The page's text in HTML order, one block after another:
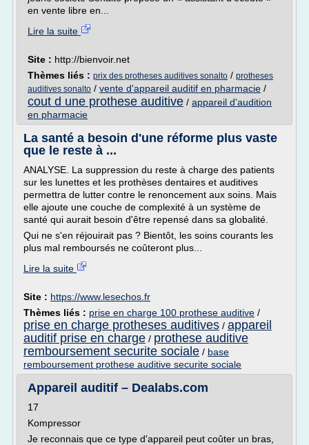
en vente libre en...
Lire la suite
Site : http://bienvoir.net
Thèmes liés : prix des protheses auditives sonalto / protheses
auditives sonalto / vente d'appareil auditif en pharmacie /
cout d une prothese auditive / appareil d'audition
en pharmacie
La santé a besoin d'une réforme plus vaste
que le reste à ...
ANALYSE. La suppression du reste à charge des patients
sur les lunettes et les prothèses dentaires et auditives
permettra de lutter contre le renoncement aux soins. Mais
elle ajoute une couche de complexité à un système de
santé qui aurait besoin d'être repensé dans sa globalité.
Qui ne s'en réjouirait pas ? Bientôt, les soins courants les
plus mal remboursés ne coûteront plus...
Lire la suite
Site : https://www.lesechos.fr
Thèmes liés : prise en charge 100 prothese auditive /
prise en charge protheses auditives / appareil
auditif prise en charge / prothese auditive
remboursement securite sociale / base
remboursement prothese auditive securite sociale
Appareil auditif – Dealabs.com
17
Kompressor
Je reconnais que ce type d'appareil peut coûter un bras,